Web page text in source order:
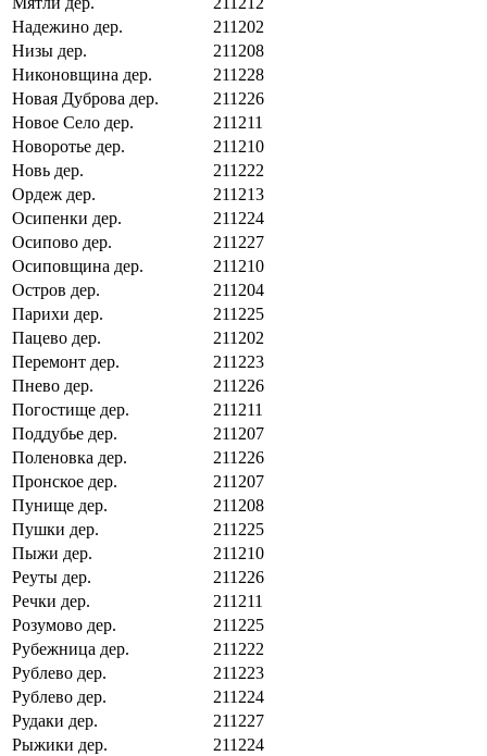
Надежино дер.
211202
Низы дер.
211208
Никоновщина дер.
211228
Новая Дуброва дер.
211226
Новое Село дер.
211211
Новоротье дер.
211210
Новь дер.
211222
Ордеж дер.
211213
Осипенки дер.
211224
Осипово дер.
211227
Осиповщина дер.
211210
Остров дер.
211204
Парихи дер.
211225
Пацево дер.
211202
Перемонт дер.
211223
Пнево дер.
211226
Погостище дер.
211211
Поддубье дер.
211207
Поленовка дер.
211226
Пронское дер.
211207
Пунище дер.
211208
Пушки дер.
211225
Пыжи дер.
211210
Реуты дер.
211226
Речки дер.
211211
Розумово дер.
211225
Рубежница дер.
211222
Рублево дер.
211223
Рублево дер.
211224
Рудаки дер.
211227
Рыжики дер.
211224